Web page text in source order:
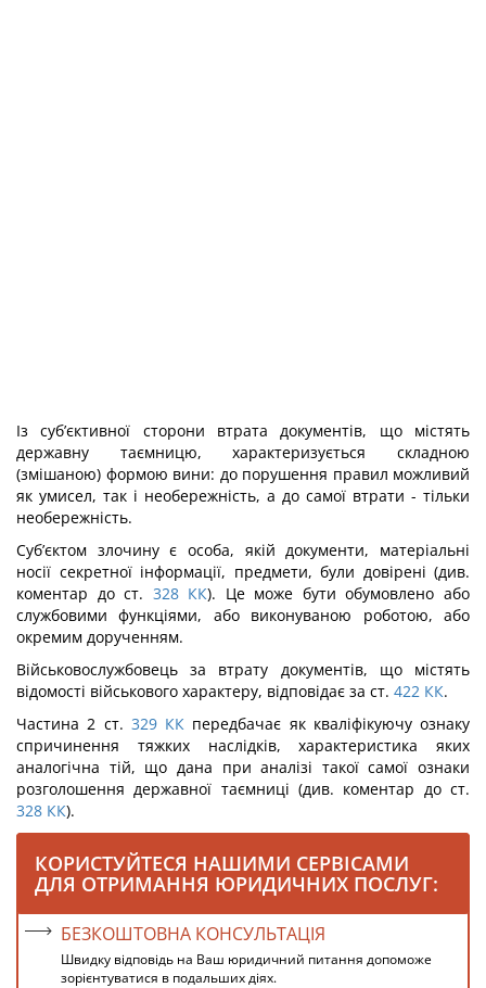
Із суб’єктивної сторони втрата документів, що містять
державну таємницю, характеризується складною
(змішаною) формою вини: до порушення правил можли­вий
як умисел, так і необережність, а до самої втрати - тільки
необережність.
Суб’єктом злочину є особа, якій документи, матеріальні
носії секретної інфор­мації, предмети, були довірені (див.
коментар до ст. 328 КК). Це може бути обумов­лено або
службовими функціями, або виконуваною роботою, або
окремим дорученням.
Військовослужбовець за втрату документів, що містять
відомості військового характеру, відповідає за ст. 422 КК.
Частина 2 ст. 329 КК передбачає як кваліфікуючу ознаку
спричинення тяжких наслідків, характеристика яких
аналогічна тій, що дана при аналізі такої самої ознаки
розголошення державної таємниці (див. коментар до ст.
328 КК).
КОРИСТУЙТЕСЯ НАШИМИ СЕРВІСАМИ
ДЛЯ ОТРИМАННЯ ЮРИДИЧНИХ ПОСЛУГ:
БЕЗКОШТОВНА КОНСУЛЬТАЦІЯ
Швидку відповідь на Ваш юридичний питання допоможе
зорієнтуватися в подальших діях.